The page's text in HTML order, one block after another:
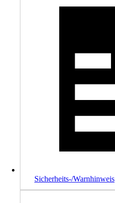
Sicherheits-/Warnhinweis